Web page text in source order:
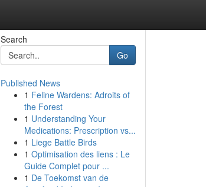
Search
Go
Published News
1 Feline Wardens: Adroits of
the Forest
1 Understanding Your
Medications: Prescription vs...
1 Liege Battle Birds
1 Optimisation des liens : Le
Guide Complet pour ...
1 De Toekomst van de